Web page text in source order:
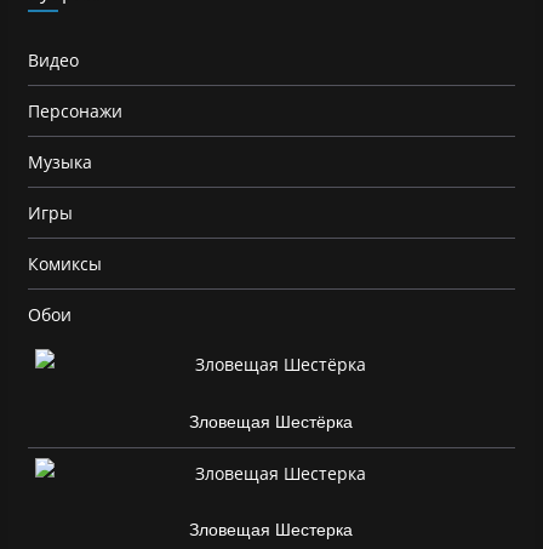
Видео
Персонажи
Музыка
Игры
Комиксы
Обои
Зловещая Шестёрка
Зловещая Шестерка